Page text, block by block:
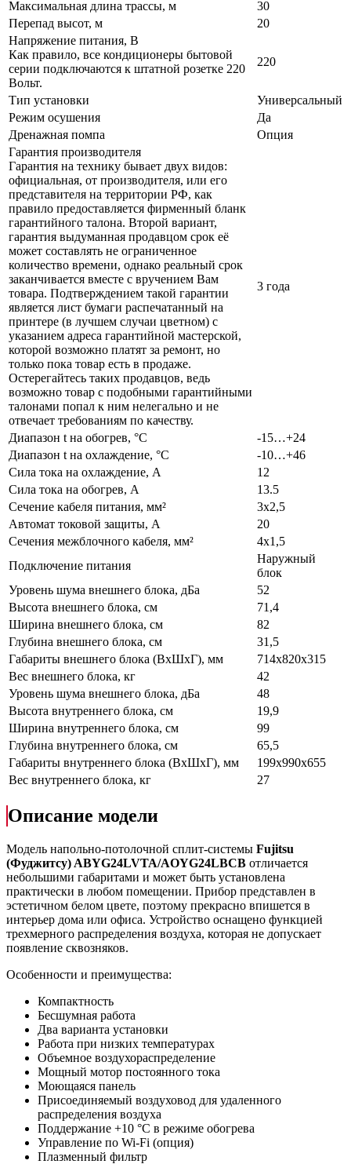
Максимальная длина трассы, м
30
Перепад высот, м
20
Напряжение питания, В
Как правило, все кондиционеры бытовой
серии подключаются к штатной розетке 220
Вольт.
220
Тип установки
Универсальный
Режим осушения
Да
Дренажная помпа
Опция
Гарантия производителя
Гарантия на технику бывает двух видов:
официальная, от производителя, или его
представителя на территории РФ, как
правило предоставляется фирменный бланк
гарантийного талона. Второй вариант,
гарантия выдуманная продавцом срок её
может составлять не ограниченное
количество времени, однако реальный срок
заканчивается вместе с вручением Вам
товара. Подтверждением такой гарантии
является лист бумаги распечатанный на
принтере (в лучшем случаи цветном) с
указанием адреса гарантийной мастерской,
которой возможно платят за ремонт, но
только пока товар есть в продаже.
Остерегайтесь таких продавцов, ведь
возможно товар с подобными гарантийными
талонами попал к ним нелегально и не
отвечает требованиям по качеству.
3 года
Диапазон t на обогрев, °С
-15…+24
Диапазон t на охлаждение, °С
-10…+46
Сила тока на охлаждение, А
12
Сила тока на обогрев, А
13.5
Сечение кабеля питания, мм²
3x2,5
Автомат токовой защиты, А
20
Сечения межблочного кабеля, мм²
4x1,5
Подключение питания
Наружный
блок
Уровень шума внешнего блока, дБа
52
Высота внешнего блока, см
71,4
Ширина внешнего блока, см
82
Глубина внешнего блока, см
31,5
Габариты внешнего блока (ВхШхГ), мм
714x820x315
Вес внешнего блока, кг
42
Уровень шума внешнего блока, дБа
48
Высота внутреннего блока, см
19,9
Ширина внутреннего блока, см
99
Глубина внутреннего блока, см
65,5
Габариты внутреннего блока (ВхШхГ), мм
199х990х655
Вес внутреннего блока, кг
27
Описание модели
Модель напольно-потолочной сплит-системы Fujitsu
(Фуджитсу) ABYG24LVTA/AOYG24LBCB отличается
небольшими габаритами и может быть установлена
практически в любом помещении. Прибор представлен в
эстетичном белом цвете, поэтому прекрасно впишется в
интерьер дома или офиса. Устройство оснащено функцией
трехмерного распределения воздуха, которая не допускает
появление сквозняков.
Особенности и преимущества:
Компактность
Бесшумная работа
Два варианта установки
Работа при низких температурах
Объемное воздухораспределение
Мощный мотор постоянного тока
Моющаяся панель
Присоединяемый воздуховод для удаленного
распределения воздуха
Поддержание +10 °C в режиме обогрева
Управление по Wi-Fi (опция)
Плазменный фильтр